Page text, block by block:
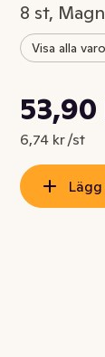
8 st,
Visa alla
Nuvarande
6,74 kr /st
Styckpris: